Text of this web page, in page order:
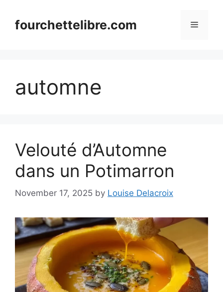
contentfourchettelibre.com Menu
automne
Velouté d’Automne
dans un Potimarron
November 17, 2025 by Louise Delacroix